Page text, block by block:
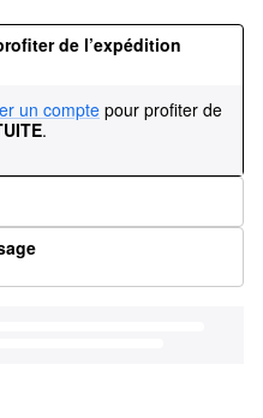
de l’expédition
un compte pour profiter de
.